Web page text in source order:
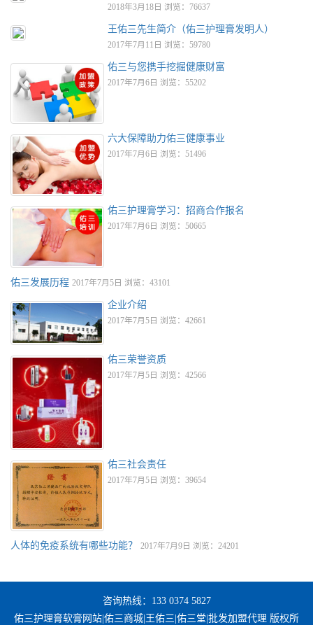
2018年3月18日 浏览：76637
王佑三先生简介（佑三护理膏发明人）
2017年7月11日 浏览：59780
佑三与您携手挖掘健康财富
2017年7月6日 浏览：55202
六大保障助力佑三健康事业
2017年7月6日 浏览：51496
佑三护理膏学习：招商合作报名
2017年7月6日 浏览：50665
佑三发展历程 2017年7月5日 浏览：43101
企业介绍
2017年7月5日 浏览：42661
佑三荣誉资质
2017年7月5日 浏览：42566
佑三社会责任
2017年7月5日 浏览：39654
人体的免疫系统有哪些功能？ 2017年7月9日 浏览：24201
咨询热线：133 0374 5827
佑三护理膏软膏网站|佑三商城|王佑三|佑三堂|批发加盟代理 版权所